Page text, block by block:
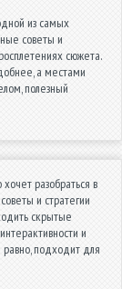
из самых
советы и
сюжета.
а местами
полезный
разобраться в
и стратегии
скрытые
и
равно, подходит для